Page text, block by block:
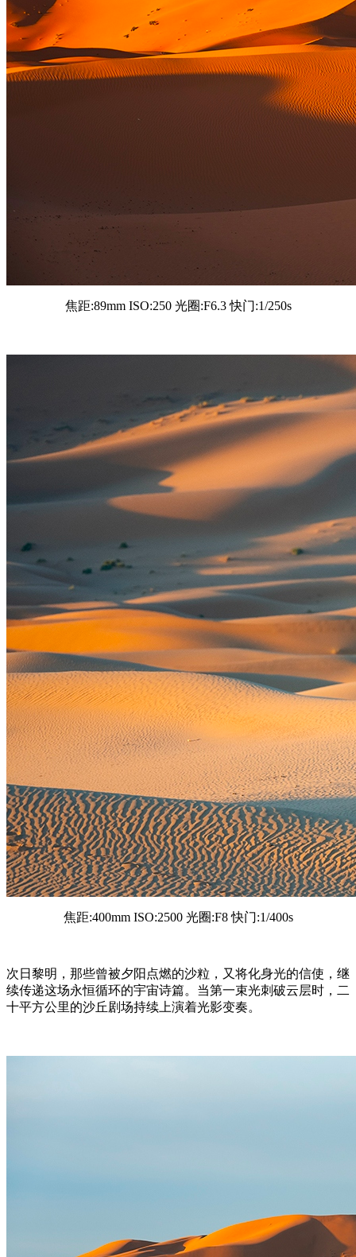
焦距:89mm ISO:250 光圈:F6.3 快门:1/250s
焦距:400mm ISO:2500 光圈:F8 快门:1/400s
次日黎明，那些曾被夕阳点燃的沙粒，又将化身光的信使，继
续传递这场永恒循环的宇宙诗篇。当第一束光刺破云层时，二
十平方公里的沙丘剧场持续上演着光影变奏。